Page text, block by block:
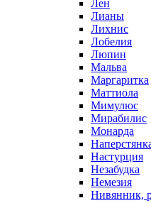
Лен
Лианы
Лихнис
Лобелия
Люпин
Мальва
Маргаритка
Маттиола
Мимулюс
Мирабилис
Монарда
Настурция
Незабудка
Немезия
Нивянник,